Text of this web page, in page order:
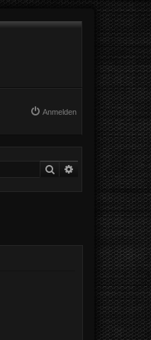
Anmelden
Suche Erweiterte Suche